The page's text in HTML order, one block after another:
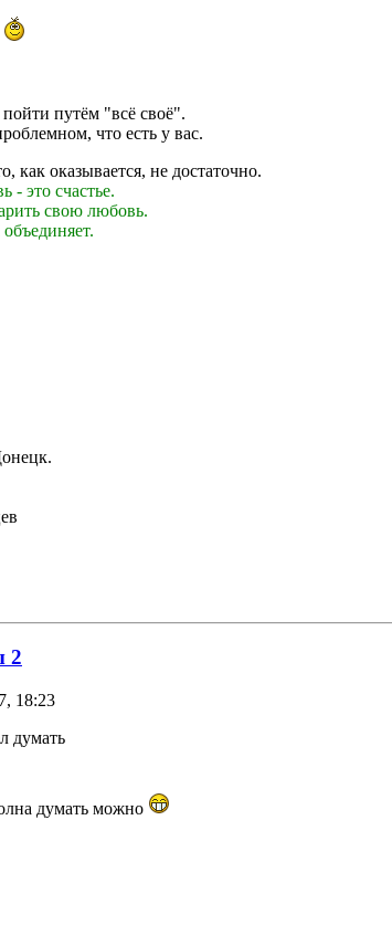
путём "всё своё".
что есть у вас.
как оказывается, не достаточно.
- это счастье.
свою любовь.
2
18:23
думать
думать можно